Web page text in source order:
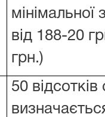
мінімальної
від 188-20
грн.)
50